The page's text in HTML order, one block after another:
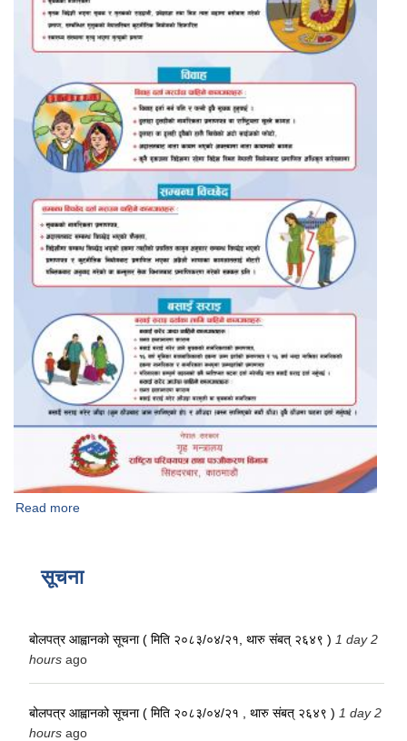
Read more
सूचना
बोलपत्र आह्वानको सूचना ( मिति २०८३/०४/२१, थारु संबत् २६४९ ) 1 day 2
hours ago
बोलपत्र आह्वानको सूचना ( मिति २०८३/०४/२१ , थारु संबत् २६४९ ) 1 day 2
hours ago